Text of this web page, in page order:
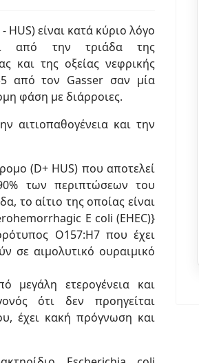
είναι κατά κύριο λόγο
από την τριάδα της
και της οξείας νεφρικής
από τον Gasser σαν μία
φάση με διάρροιες.
αιτιοπαθογένεια και την
(D+ HUS) που αποτελεί
των περιπτώσεων του
το αίτιο της οποίας είναι
E coli (EHEC)}
O157:H7 που έχει
σε αιμολυτικό ουραιμικό
μεγάλη ετερογένεια και
ότι δεν προηγείται
έχει κακή πρόγνωση και